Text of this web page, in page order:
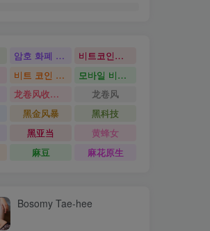
암호 화폐 카지노
비트코인카지노
비트 코인 온라인 카지노
모바일 비트 코인 카지노
龙卷风收音机
龙卷风
黑金风暴
黑科技
黑亚当
黄蜂女
麻豆 麻花原生
Bosomy Tae-hee